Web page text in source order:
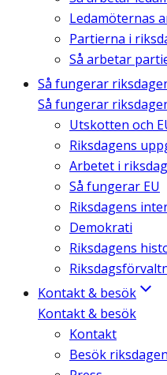
Ledamöternas
Partierna i
Så arbetar
Så fungerar
Så fungerar
Utskotten och
Riksdagens
Arbetet i
Så fungerar EU
Riksdagens
Demokrati
Riksdagens
Kontakt & besök
Kontakt & besök
Kontakt
Besök riksdagen